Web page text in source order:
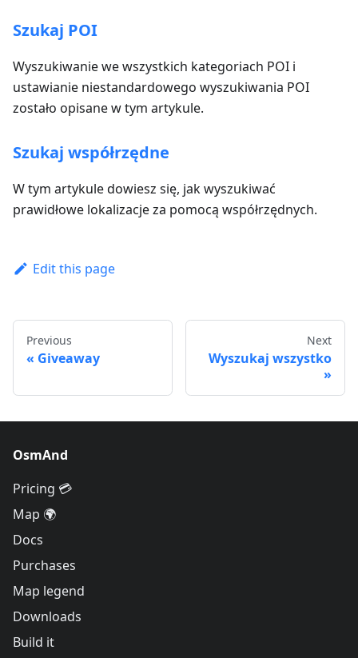
Szukaj POI
Wyszukiwanie we wszystkich kategoriach POI i
ustawianie niestandardowego wyszukiwania POI
zostało opisane w tym artykule.
Szukaj współrzędne
W tym artykule dowiesz się, jak wyszukiwać
prawidłowe lokalizacje za pomocą współrzędnych.
Edit this page
Previous
Giveaway
Next
Wyszukaj wszystko
OsmAnd
Pricing 💳
Map 🌍
Docs
Purchases
Map legend
Downloads
Build it